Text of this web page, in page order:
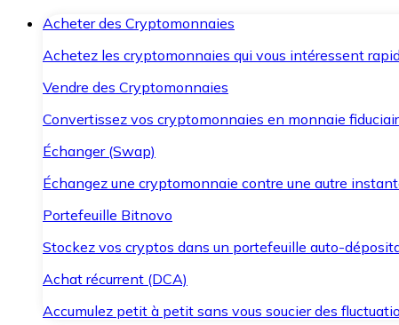
Acheter des Cryptomonnaies
Achetez les cryptomonnaies qui vous intéressent
Vendre des Cryptomonnaies
Convertissez vos cryptomonnaies en monnaie
Échanger (Swap)
Échangez une cryptomonnaie contre une autre
Portefeuille Bitnovo
Stockez vos cryptos dans un portefeuille auto-
Achat récurrent (DCA)
Accumulez petit à petit sans vous soucier des